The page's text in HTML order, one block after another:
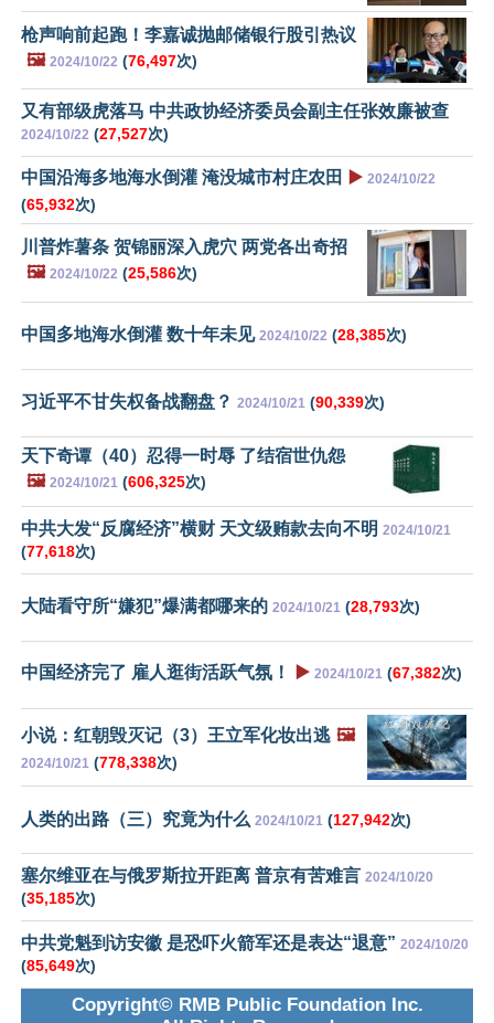
枪声响前起跑！李嘉诚抛邮储银行股引热议
🖼️ 2024/10/22 (76,497次)
又有部级虎落马 中共政协经济委员会副主任张效廉被查
2024/10/22 (27,527次)
中国沿海多地海水倒灌 淹没城市村庄农田 ▶️ 2024/10/22
(65,932次)
川普炸薯条 贺锦丽深入虎穴 两党各出奇招
🖼️ 2024/10/22 (25,586次)
中国多地海水倒灌 数十年未见 2024/10/22 (28,385次)
习近平不甘失权备战翻盘？ 2024/10/21 (90,339次)
天下奇谭（40）忍得一时辱 了结宿世仇怨
🖼️ 2024/10/21 (606,325次)
中共大发“反腐经济”横财 天文级贿款去向不明 2024/10/21
(77,618次)
大陆看守所“嫌犯”爆满都哪来的 2024/10/21 (28,793次)
中国经济完了 雇人逛街活跃气氛！ ▶️ 2024/10/21 (67,382次)
小说：红朝毁灭记（3）王立军化妆出逃 🖼️
2024/10/21 (778,338次)
人类的出路（三）究竟为什么 2024/10/21 (127,942次)
塞尔维亚在与俄罗斯拉开距离 普京有苦难言 2024/10/20
(35,185次)
中共党魁到访安徽 是恐吓火箭军还是表达“退意” 2024/10/20
(85,649次)
Copyright© RMB Public Foundation Inc.